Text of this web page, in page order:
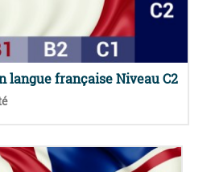
langue française Niveau C2